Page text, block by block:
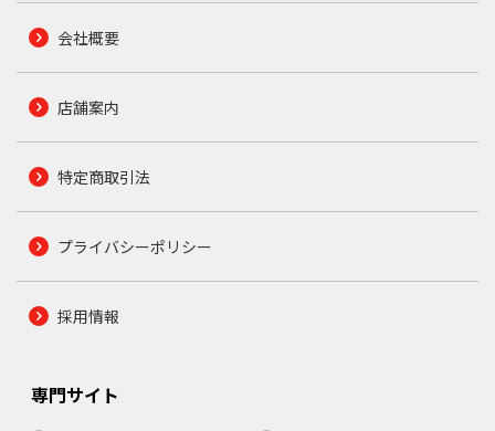
会社概要
店舗案内
特定商取引法
プライバシーポリシー
採用情報
専門サイト